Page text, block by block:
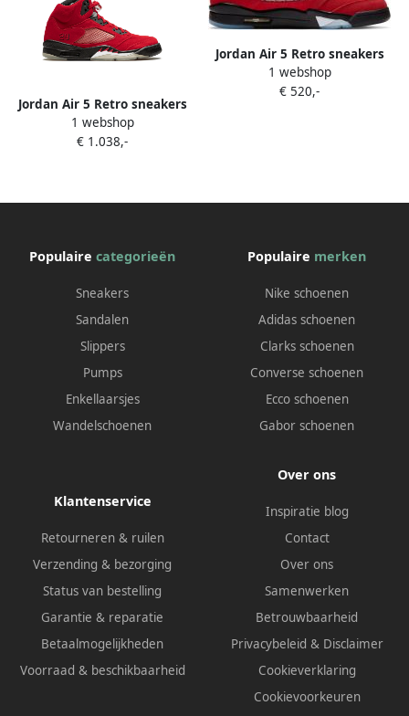
Jordan Air 5 Retro sneakers
Rood
1 webshop
€ 1.038,-
Jordan Air 5 Retro sneakers
rubber suède Stof 11.5 Rood
1 webshop
€ 520,-
Populaire categorieën
Sneakers
Sandalen
Slippers
Pumps
Enkellaarsjes
Wandelschoenen
Populaire merken
Nike schoenen
Adidas schoenen
Clarks schoenen
Converse schoenen
Ecco schoenen
Gabor schoenen
Klantenservice
Retourneren & ruilen
Verzending & bezorging
Status van bestelling
Garantie & reparatie
Betaalmogelijkheden
Voorraad & beschikbaarheid
Over ons
Inspiratie blog
Contact
Over ons
Samenwerken
Betrouwbaarheid
Privacybeleid & Disclaimer
Cookieverklaring
Cookievoorkeuren